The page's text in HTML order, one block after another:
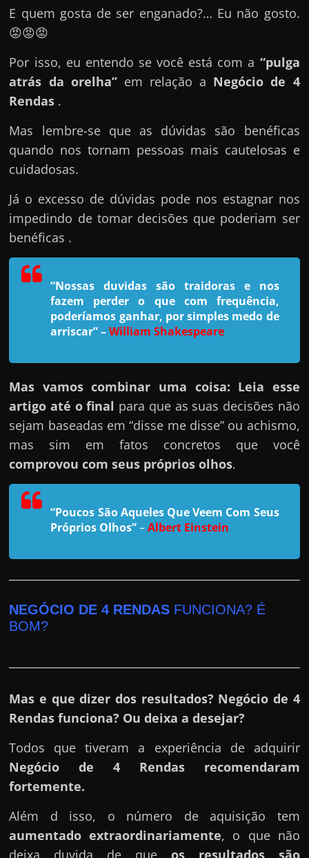
n
d
e
m
c
o
m
o
a
n
h
a
h
e
i
r
o
J
á
e
s
o
u
e
m
a
n
E quem gosta de ser enganado?… Eu não gosto.
😡😡😡
Por isso, eu entendo se você está com a “pulga
atrás da orelha”em relação a Negócio de 4
Rendas .
Mas lembre-se que as dúvidas são benéficas
quando nos tornam pessoas mais cautelosas e
cuidadosas.
Já o excesso de dúvidas pode nos estagnar nos
impedindo de tomar decisões que poderiam ser
benéficas .
“Nossas duvidas são traidoras e nos
fazem perder o que com frequência,
poderíamos ganhar, por simples medo de
arriscar”–William Shakespeare
Mas vamos combinar uma coisa: Leia esse
artigo até o final para que as suas decisões não
sejam baseadas em “disse me disse” ou achismo,
mas sim em fatos concretos que você
comprovou com seus próprios olhos.
“Poucos São Aqueles Que Veem Com Seus
Próprios Olhos”–Albert Einstein
NEGÓCIO DE 4 RENDAS FUNCIONA? É
BOM?
Mas e que dizer dos resultados? Negócio de 4
Rendas funciona? Ou deixa a desejar?
Todos que tiveram a experiência de adquirir
Negócio de 4 Rendas recomendaram
fortemente.
Além d isso, o número de aquisição tem
aumentado extraordinariamente, o que não
deixa duvida de que os resultados são